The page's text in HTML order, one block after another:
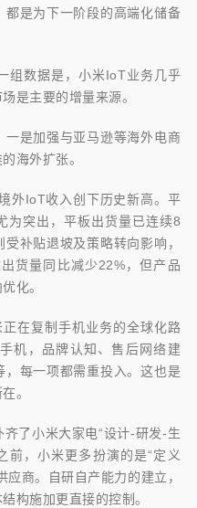
都是为下一阶段的高端化储备
组数据是，小米IoT业务几乎
是主要的增量来源。
是加强与亚马逊等海外电商
海外扩张。
外IoT收入创下历史新高。平
为突出，平板出货量已连续8
补贴退坡及策略转向影响，
货量同比减少22%，但产品
化。
正在复制手机业务的全球化路
机，品牌认知、售后网络建
每一项都需重投入。这也是
。
了小米大家电“设计-研发-生
前，小米更多扮演的是“定义
商。自研自产能力的建立，
构施加更直接的控制。